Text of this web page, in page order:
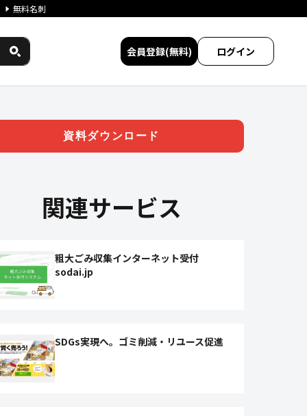
無料名刺
会員登録(無料) ログイン
資料ダウンロード
関連サービス
粗大ごみ収集インターネット受付
sodai.jp
SDGs実現へ。ゴミ削減・リユース促進